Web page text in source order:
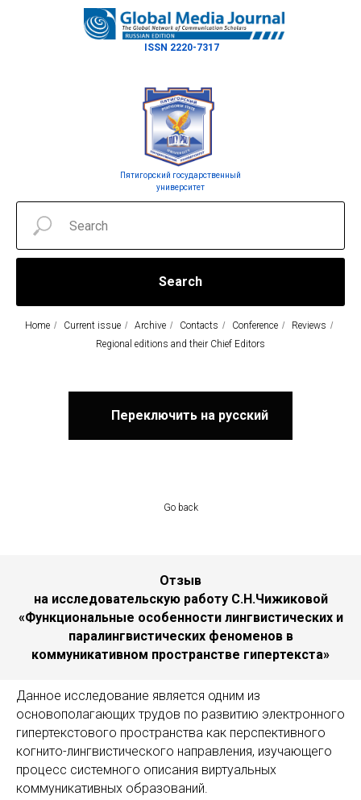
Пятигорский государственный
университет
ISSN 2220-7317
Search
Home / Current issue / Archive / Contacts / Conference / Reviews /
Regional editions and their Chief Editors
Переключить на русский
Go back
Отзыв
на исследовательскую работу С.Н.Чижиковой
«Функциональные особенности лингвистических и
паралингвистических феноменов в
коммуникативном пространстве гипертекста»
Данное исследование является одним из
основополагающих трудов по развитию электронного
гипертекстового пространства как перспективного
когнито-лингвистического направления, изучающего
процесс системного описания виртуальных
коммуникативных образований.